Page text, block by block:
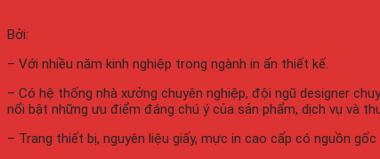
Bởi:
– Với nhiều năm kinh nghiệp trong ngành in ấn thiết kế.
– Có hệ thống nhà xưởng chuyên nghiệp, đội ngũ designer
nổi bật những ưu điểm đáng chú ý của sản phẩm, dịch vụ và
– Trang thiết bị, nguyên liệu giấy, mực in cao cấp có nguồn